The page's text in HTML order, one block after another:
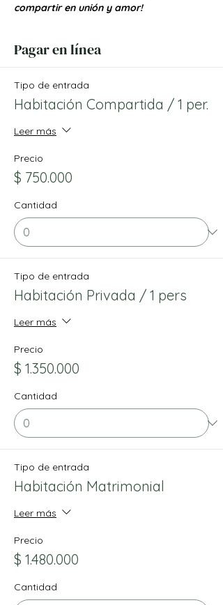
compartir en unión y amor!
Pagar en línea
Tipo de entrada
Habitación Compartida / 1 per.
Leer más
Precio
$ 750.000
Cantidad
Tipo de entrada
Habitación Privada / 1 pers
Leer más
Precio
$ 1.350.000
Cantidad
Tipo de entrada
Habitación Matrimonial
Leer más
Precio
$ 1.480.000
Cantidad